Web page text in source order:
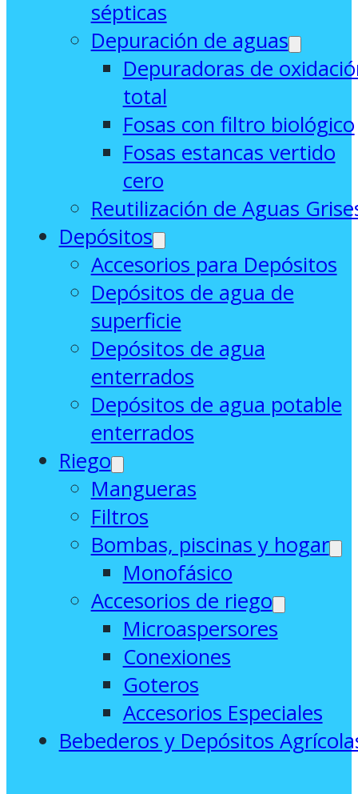
sépticas
Depuración de aguas
Depuradoras de
total
Fosas con filtro biológico
Fosas estancas vertido
cero
Reutilización de Aguas
Depósitos
Accesorios para Depósitos
Depósitos de agua de
superficie
Depósitos de agua
enterrados
Depósitos de agua potable
enterrados
Riego
Mangueras
Filtros
Bombas, piscinas y hogar
Monofásico
Accesorios de riego
Microaspersores
Conexiones
Goteros
Accesorios Especiales
Bebederos y Depósitos